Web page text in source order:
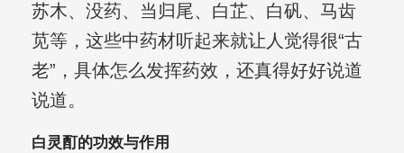
苏木、没药、当归尾、白芷、白矾、马齿
苋等，这些中药材听起来就让人觉得很“古
老”，具体怎么发挥药效，还真得好好说道
说道。
白灵酊的功效与作用